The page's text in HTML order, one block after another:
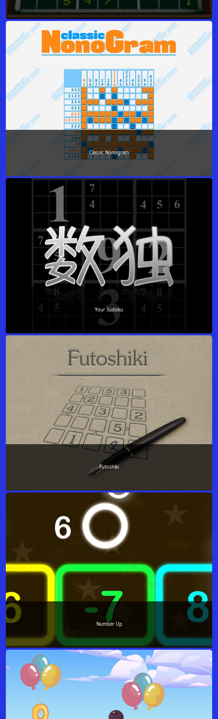
Classic Nonogram
Your Sudoku
Futoshiki
Number Up